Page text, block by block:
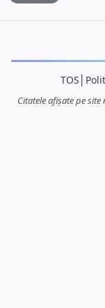
TOS
Citatele afișate pe